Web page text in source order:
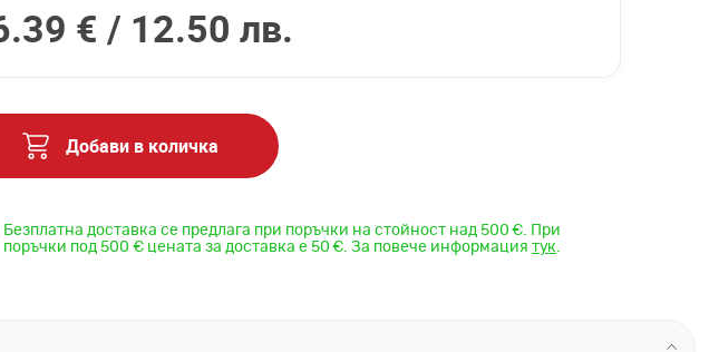
€ / 12.50 лв.
Добави в количка
Безплатна доставка се предлага при поръчки на стойност над 500 €. При
поръчки под 500 € цената за доставка е 50 €. За повече информация тук